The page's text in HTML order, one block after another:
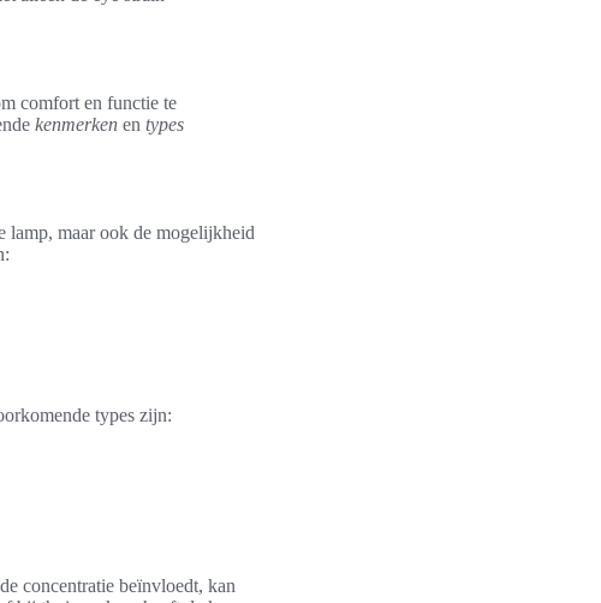
comfort en functie te
kenmerken en types
lamp, maar ook de mogelijkheid
types zijn:
concentratie beïnvloedt, kan